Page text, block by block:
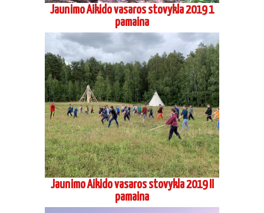
Jaunimo Aikido vasaros stovykla 2019 1
pamaina
Jaunimo Aikido vasaros stovykla 2019 II
pamaina